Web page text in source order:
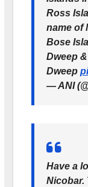
Ross
name of
Bose
Dweep
Dweep
— ANI
Have a
Nicobar.